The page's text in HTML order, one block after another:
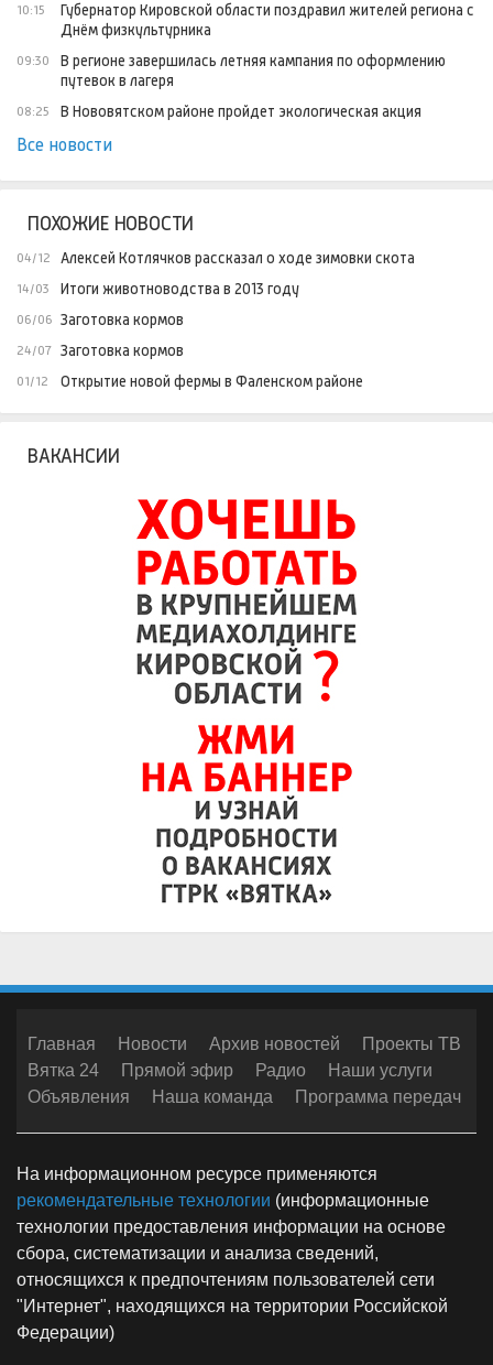
10:15
Губернатор Кировской области поздравил жителей региона с
Днём физкультурника
09:30
В регионе завершилась летняя кампания по оформлению
путевок в лагеря
08:25 В Нововятском районе пройдет экологическая акция
Все новости
ПОХОЖИЕ НОВОСТИ
04/12 Алексей Котлячков рассказал о ходе зимовки скота
14/03 Итоги животноводства в 2013 году
06/06 Заготовка кормов
24/07 Заготовка кормов
01/12 Открытие новой фермы в Фаленском районе
ВАКАНСИИ
Главная Новости Архив новостей
Проекты ТВ
Вятка 24
Прямой эфир Радио
Наши услуги
Объявления
Наша команда Программа передач
На информационном ресурсе применяются
рекомендательные технологии (информационные
технологии предоставления информации на основе
сбора, систематизации и анализа сведений,
относящихся к предпочтениям пользователей сети
"Интернет", находящихся на территории Российской
Федерации)